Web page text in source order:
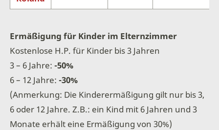
Ermäßigung für Kinder im Elternzimmer
Kostenlose H.P. für Kinder bis 3 Jahren
3 – 6 Jahre: -50%
6 – 12 Jahre: -30%
(Anmerkung: Die Kinderermäßigung gilt nur bis 3,
6 oder 12 Jahre. Z.B.: ein Kind mit 6 Jahren und 3
Monate erhält eine Ermäßigung von 30%)